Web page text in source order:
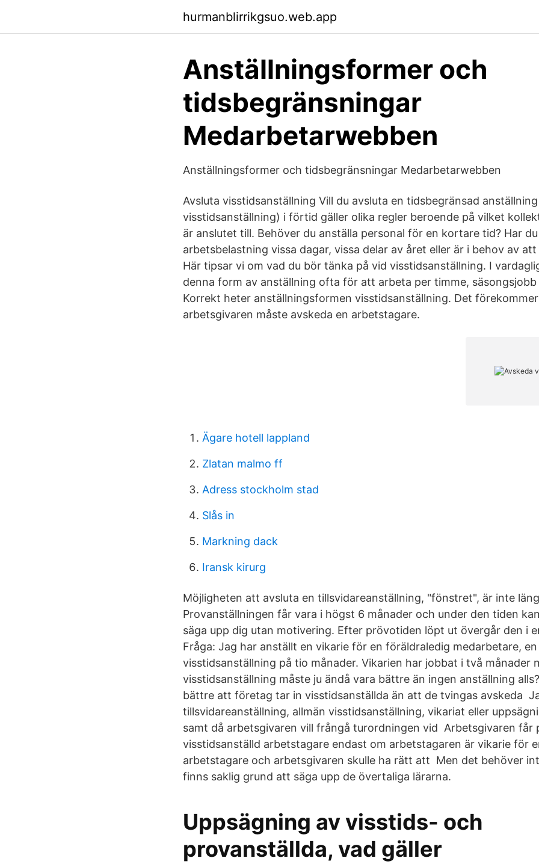
hurmanblirrikgsuo.web.app
Anställningsformer och
tidsbegränsningar
Medarbetarwebben
Anställningsformer och tidsbegränsningar Medarbetarwebben
Avsluta visstidsanställning Vill du avsluta en tidsbegränsad
visstidsanställning) i förtid gäller olika regler beroende på vilket
är anslutet till. Behöver du anställa personal för en kortare tid? Har
arbetsbelastning vissa dagar, vissa delar av året eller är i behov av
Här tipsar vi om vad du bör tänka på vid visstidsanställning. I
denna form av anställning ofta för att arbeta per timme, säsongsjobb
Korrekt heter anställningsformen visstidsanställning. Det
arbetsgivaren måste avskeda en arbetstagare.
Ägare hotell lappland
Zlatan malmo ff
Adress stockholm stad
Slås in
Markning dack
Iransk kirurg
Möjligheten att avsluta en tillsvidareanställning, "fönstret", är inte
Provanställningen får vara i högst 6 månader och under den tiden
säga upp dig utan motivering. Efter prövotiden löpt ut övergår den i
Fråga: Jag har anställt en vikarie för en föräldraledig medarbetare, en
visstidsanställning på tio månader. Vikarien har jobbat i två månader
visstidsanställning måste ju ändå vara bättre än ingen anställning
bättre att företag tar in visstidsanställda än att de tvingas avskeda
tillsvidareanställning, allmän visstidsanställning, vikariat eller
samt då arbetsgivaren vill frångå turordningen vid Arbetsgivaren får
visstidsanställd arbetstagare endast om arbetstagaren är vikarie för
arbetstagare och arbetsgivaren skulle ha rätt att Men det behöver
finns saklig grund att säga upp de övertaliga lärarna.
Uppsägning av visstids- och
provanställda, vad gäller